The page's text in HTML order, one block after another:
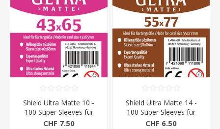
Shield Ultra Matte 10 -
100 Super Sleeves für
Kartengrösse 43 x 65
CHF 7.50
Shield Ultra Matte 14 -
100 Super Sleeves für
Kartengrösse 55 x 77
CHF 6.50